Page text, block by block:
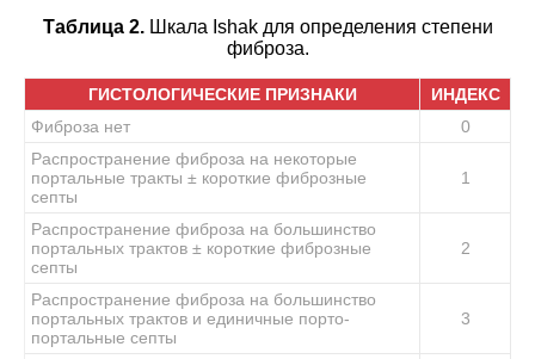
Таблица 2.Шкала Ishak для определения степени
фиброза.
ГИСТОЛОГИЧЕСКИЕ ПРИЗНАКИ
ИНДЕКС
Фиброза нет
0
Распространение фиброза на некоторые
портальные тракты ± короткие фиброзные
септы
1
Распространение фиброза на большинство
портальных трактов ± короткие фиброзные
септы
2
Распространение фиброза на большинство
портальных трактов и единичные порто-
портальные септы
3